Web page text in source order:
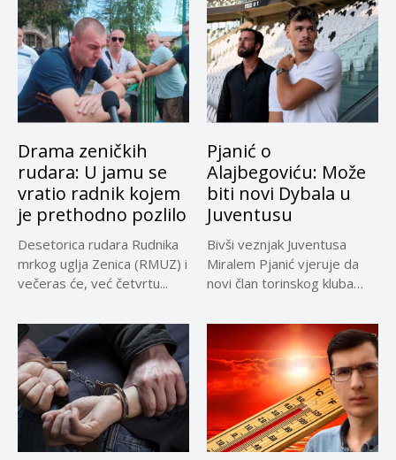
Drama zeničkih
rudara: U jamu se
vratio radnik kojem
je prethodno pozlilo
Desetorica rudara Rudnika
mrkog uglja Zenica (RMUZ) i
večeras će, već četvrtu...
Pjanić o
Alajbegoviću: Može
biti novi Dybala u
Juventusu
Bivši veznjak Juventusa
Miralem Pjanić vjeruje da
novi član torinskog kluba